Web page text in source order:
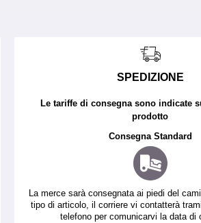
SPEDIZIONE
Le tariffe di consegna sono indicate
prodotto
Consegna Standard
La merce sarà consegnata ai piedi del
tipo di articolo, il corriere vi contatterà
telefono per comunicarvi la data di